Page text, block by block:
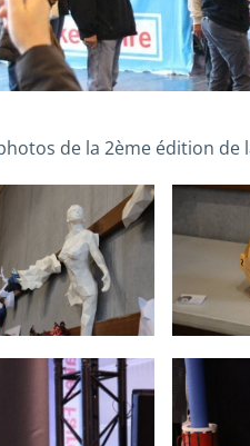
de la 2ème édition de